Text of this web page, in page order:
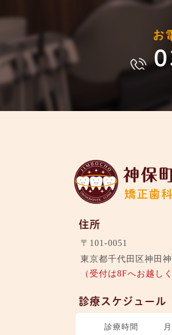
お
住所
〒101-0051
東京都千代田区神田
（受付は8Fへお越し
診療スケジュール
診療時間 月